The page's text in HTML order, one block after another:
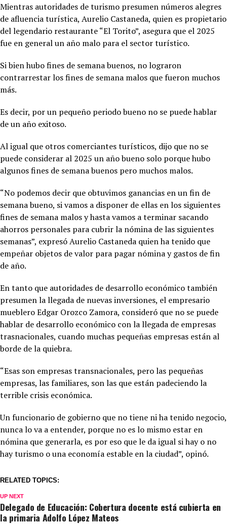
Mientras autoridades de turismo presumen números alegres
de afluencia turística, Aurelio Castaneda, quien es propietario
del legendario restaurante “El Torito”, asegura que el 2025
fue en general un año malo para el sector turístico.
Si bien hubo fines de semana buenos, no lograron
contrarrestar los fines de semana malos que fueron muchos
más.
Es decir, por un pequeño periodo bueno no se puede hablar
de un año exitoso.
Al igual que otros comerciantes turísticos, dijo que no se
puede considerar al 2025 un año bueno solo porque hubo
algunos fines de semana buenos pero muchos malos.
“No podemos decir que obtuvimos ganancias en un fin de
semana bueno, si vamos a disponer de ellas en los siguientes
fines de semana malos y hasta vamos a terminar sacando
ahorros personales para cubrir la nómina de las siguientes
semanas”, expresó Aurelio Castaneda quien ha tenido que
empeñar objetos de valor para pagar nómina y gastos de fin
de año.
En tanto que autoridades de desarrollo económico también
presumen la llegada de nuevas inversiones, el empresario
mueblero Edgar Orozco Zamora, consideró que no se puede
hablar de desarrollo económico con la llegada de empresas
trasnacionales, cuando muchas pequeñas empresas están al
borde de la quiebra.
“Esas son empresas transnacionales, pero las pequeñas
empresas, las familiares, son las que están padeciendo la
terrible crisis económica.
Un funcionario de gobierno que no tiene ni ha tenido negocio,
nunca lo va a entender, porque no es lo mismo estar en
nómina que generarla, es por eso que le da igual si hay o no
hay turismo o una economía estable en la ciudad”, opinó.
RELATED TOPICS:
UP NEXT
Delegado de Educación: Cobertura docente está cubierta en
la primaria Adolfo López Mateos